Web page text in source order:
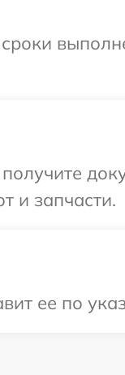
и запчасти.
ее по